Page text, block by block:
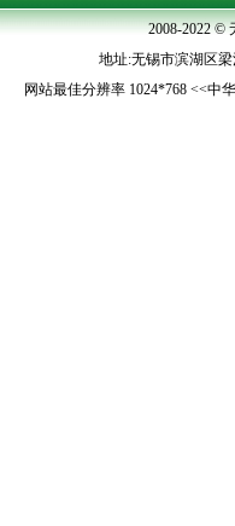
2008-2022 ©
地址:无锡市滨湖区梁
网站最佳分辨率 1024*768 <<中